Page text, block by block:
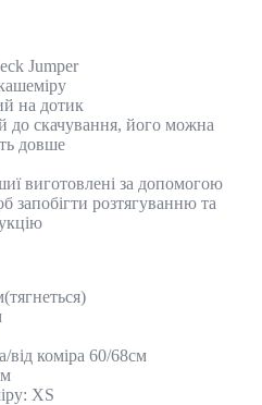
Jumper
на дотик
до скачування, його можна
довше
виготовлені за допомогою
запобігти розтягуванню та
від коміра 60/68см
XS